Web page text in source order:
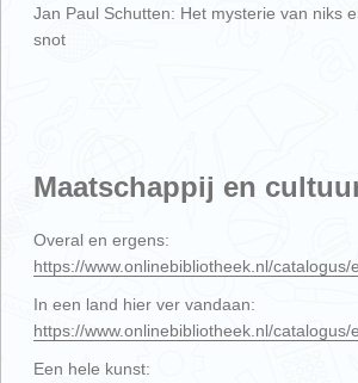
Jan Paul Schutten: Het mysterie van niks
snot
Maatschappij en
Overal en ergens:
https://www.onlinebibliotheek.nl/
In een land hier ver vandaan:
https://www.onlinebibliotheek.nl/
Een hele kunst: